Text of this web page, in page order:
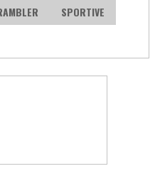
SPORTIVE